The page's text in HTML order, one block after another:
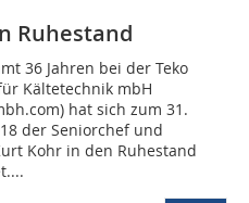
Ruhestand
36 Jahren bei der Teko
Kältetechnik mbH
hat sich zum 31.
der Seniorchef und
Kohr in den Ruhestand